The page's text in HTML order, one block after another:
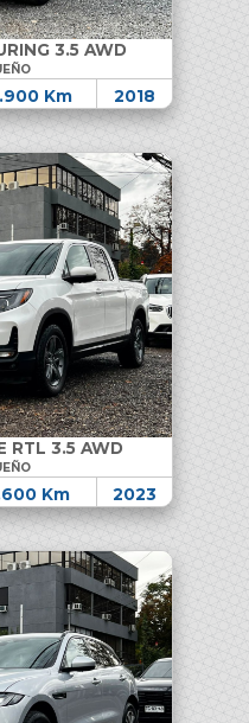
3.5 AWD
Km 2018
RTL 3.5 AWD
Km 2023